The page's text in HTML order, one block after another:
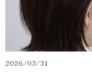
2026/03/31